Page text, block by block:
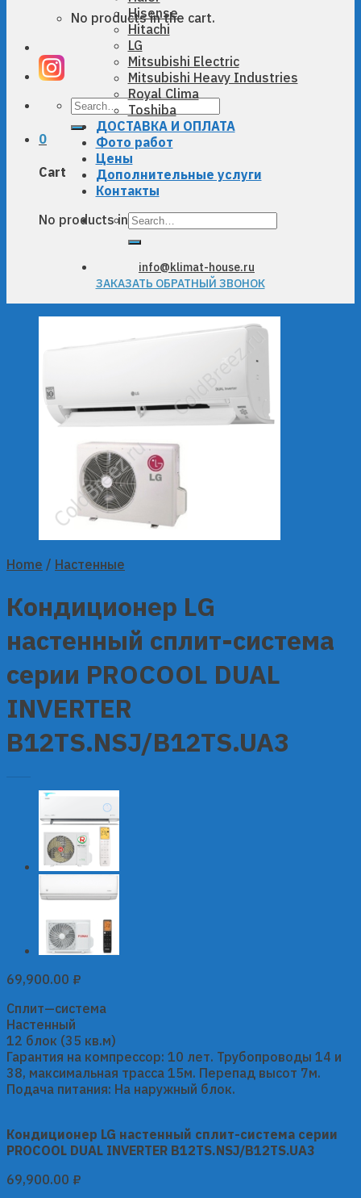
No products in the cart.
Search
0
Cart
No products in the cart.
Hisense
Hitachi
LG
Mitsubishi Electric
Mitsubishi Heavy Industries
Royal Clima
Toshiba
ДОСТАВКА И ОПЛАТА
Фото работ
Цены
Дополнительные услуги
Контакты
Search
info@klimat-house.ru
ЗАКАЗАТЬ ОБРАТНЫЙ ЗВОНОК
Home / Настенные
Кондиционер LG
настенный сплит-система
серии PROCOOL DUAL
INVERTER
B12TS.NSJ/B12TS.UA3
69,900.00 ₽
Сплит—система
Настенный
12 блок (35 кв.м)
Гарантия на компрессор: 10 лет. Трубопроводы 14 и
38, максимальная трасса 15м. Перепад высот 7м.
Подача питания: На наружный блок.
Кондиционер LG настенный сплит-система серии
PROCOOL DUAL INVERTER B12TS.NSJ/B12TS.UA3
69,900.00 ₽